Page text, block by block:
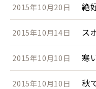
2015年10月20日 絶
2015年10月14日 ス
2015年10月10日 寒
2015年10月10日 秋